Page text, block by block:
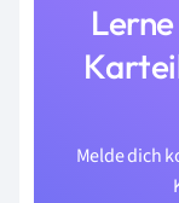
Melde dich